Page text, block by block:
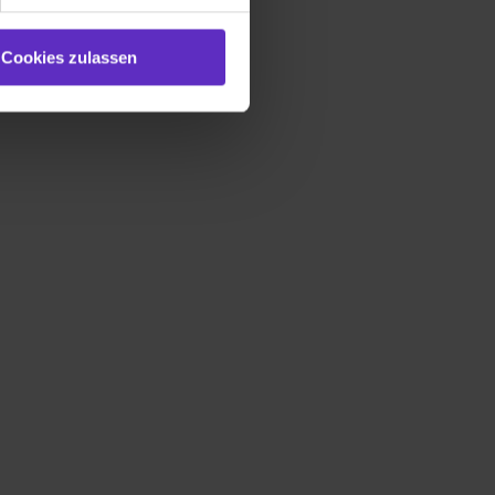
auch damit
du durch Klick auf
Cookies zulassen